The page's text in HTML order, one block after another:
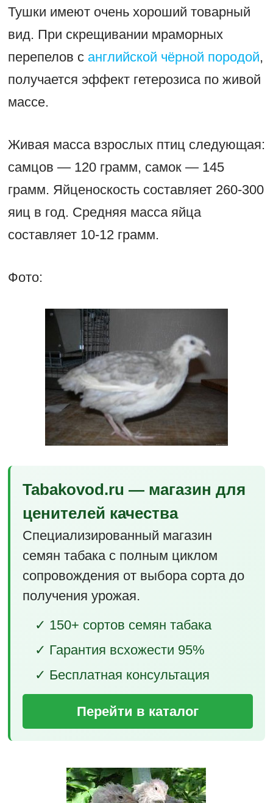
Тушки имеют очень хороший товарный
вид. При скрещивании мраморных
перепелов с английской чёрной породой,
получается эффект гетерозиса по живой
массе.
Живая масса взрослых птиц следующая:
самцов — 120 грамм, самок — 145
грамм. Яйценоскость составляет 260-300
яиц в год. Средняя масса яйца
составляет 10-12 грамм.
Фото:
Tabakovod.ru — магазин для
ценителей качества
Специализированный магазин
семян табака с полным циклом
сопровождения от выбора сорта до
получения урожая.
✓ 150+ сортов семян табака
✓ Гарантия всхожести 95%
✓ Бесплатная консультация
Перейти в каталог